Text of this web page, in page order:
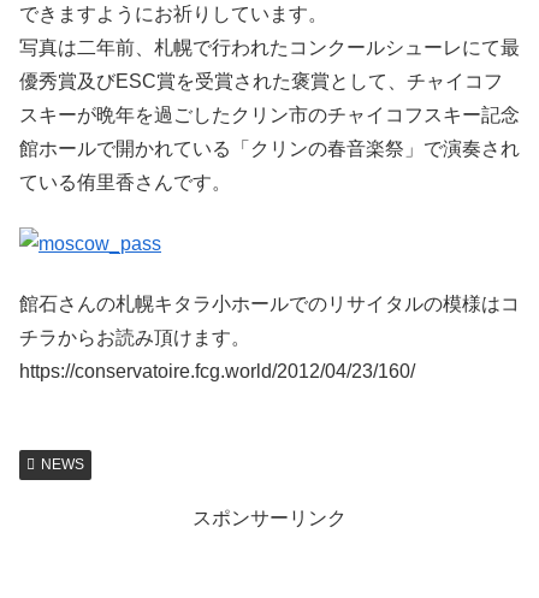
できますようにお祈りしています。
写真は二年前、札幌で行われたコンクールシューレにて最
優秀賞及びESC賞を受賞された褒賞として、チャイコフ
スキーが晩年を過ごしたクリン市のチャイコフスキー記念
館ホールで開かれている「クリンの春音楽祭」で演奏され
ている侑里香さんです。
館石さんの札幌キタラ小ホールでのリサイタルの模様はコ
チラからお読み頂けます。
https://conservatoire.fcg.world/2012/04/23/160/
NEWS
スポンサーリンク